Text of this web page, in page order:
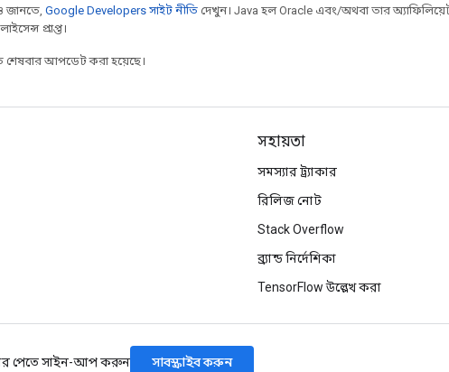
জানতে, Google Developers সাইট নীতি দেখুন। Java হল Oracle এবং/অথবা তার অ্যাফিলিয়েট
প্রাপ্ত।
শেষবার আপডেট করা হয়েছে।
সহায়তা
সমস্যার ট্র্যাকার
রিলিজ নোট
Stack Overflow
ব্র্যান্ড নির্দেশিকা
TensorFlow উল্লেখ করা
পেতে সাইন-আপ করুন সাবস্ক্রাইব করুন